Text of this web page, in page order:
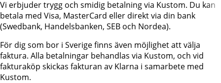
Vi erbjuder trygg och smidig betalning via Kustom. Du kan
betala med Visa, MasterCard eller direkt via din bank
(Swedbank, Handelsbanken, SEB och Nordea).
För dig som bor i Sverige finns även möjlighet att välja
faktura. Alla betalningar behandlas via Kustom, och vid
fakturaköp skickas fakturan av Klarna i samarbete med
Kustom.